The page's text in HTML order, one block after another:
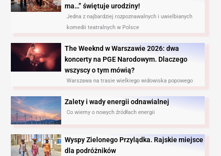
ma…” świętuje urodziny!
Jedna z najbardziej rozpoznawalnych i uwielbianych
komedii teatralnych w Polsce
The Weeknd w Warszawie 2026: dwa
koncerty na PGE Narodowym. Dlaczego
wszyscy o tym mówią?
Warszawa na trasie wielkiego widowiska popowego
Zalety i wady energii odnawialnej
Co wiemy o nowych źródłach energii
Wyspy Zielonego Przylądka. Rajskie miejsce
dla podróżników